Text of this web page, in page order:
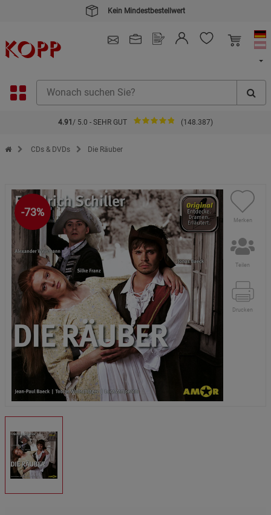
Kein Mindestbestellwert
4.91 / 5.0 - SEHR GUT (148.387)
Zur Startseite des Kopp Verlag Online-Shop
CDs & DVDs Die Räuber
-73%
Merken
Teilen
Drucken